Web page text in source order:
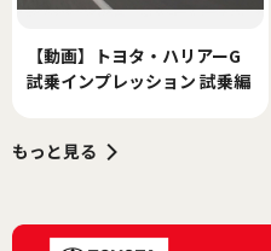
【動画】トヨタ・ハリアーG
試乗インプレッション 試乗編
もっと見る